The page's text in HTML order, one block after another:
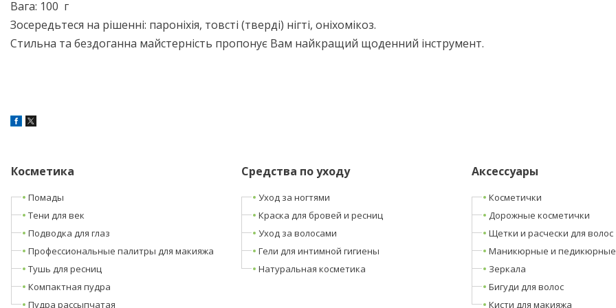
Вага: 100 г
Зосередьтеся на рішенні: пароніхія, товсті (тверді) нігті, оніхомікоз.
Стильна та бездоганна майстерність пропонує Вам найкращий щоденний інструмент.
Косметика
Помады
Тени для век
Подводка для глаз
Профессиональные палитры для макияжа
Тушь для ресниц
Компактная пудра
Пудра рассыпчатая
Средства по уходу
Уход за ногтями
Краска для бровей и ресниц
Уход за волосами
Гели для интимной гигиены
Натуральная косметика
Аксессуары
Косметички
Дорожные косметички
Щетки и расчески для волос
Маникюрные и педикюрные
Зеркала
Бигуди для волос
Кисти для макияжа